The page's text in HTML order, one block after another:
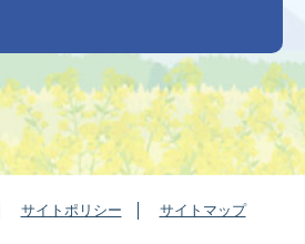
サイトポリシー サイトマップ